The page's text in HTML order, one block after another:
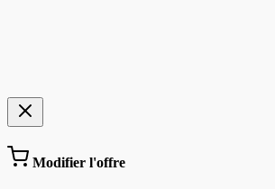
Modifier l'offre